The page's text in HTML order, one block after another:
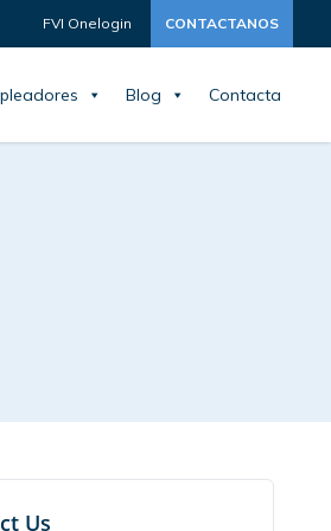
FVI Onelogin CONTACTANOS
Blog Contacta
Us